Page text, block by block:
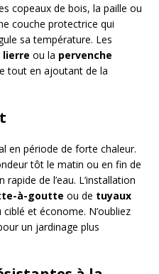
copeaux de bois, la paille ou
couche protectrice qui
sa température. Les
lierre ou la pervenche
tout en ajoutant de la
en période de forte chaleur.
tôt le matin ou en fin de
de l’eau. L’installation
à-goutte ou de tuyaux
et économe. N’oubliez
un jardinage plus